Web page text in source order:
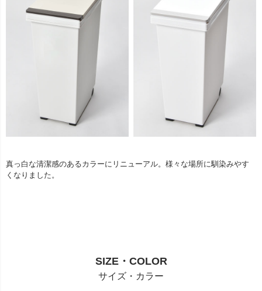
真っ白な清潔感のあるカラーにリニューアル。様々な場所に馴染みやす
くなりました。
SIZE・COLOR
サイズ・カラー